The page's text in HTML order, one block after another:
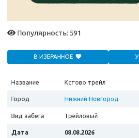
Популярность: 591
В ИЗБРАННОЕ
Название Кстово трейл
Город Нижний Новгород
Вид забега Трейловый
Дата 08.08.2026